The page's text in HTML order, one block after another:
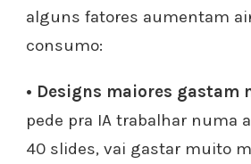
alguns fatores aumentam
consumo:
• Designs maiores gastam
pede pra IA trabalhar numa
40 slides, vai gastar muito